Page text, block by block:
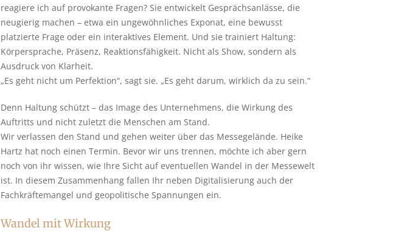
reagiere ich auf provokante Fragen? Sie entwickelt Gesprächsanlässe, die
neugierig machen – etwa ein ungewöhnliches Exponat, eine bewusst
platzierte Frage oder ein interaktives Element. Und sie trainiert Haltung:
Körpersprache, Präsenz, Reaktionsfähigkeit. Nicht als Show, sondern als
Ausdruck von Klarheit.
„Es geht nicht um Perfektion“, sagt sie. „Es geht darum, wirklich da zu sein.“
Denn Haltung schützt – das Image des Unternehmens, die Wirkung des
Auftritts und nicht zuletzt die Menschen am Stand.
Wir verlassen den Stand und gehen weiter über das Messegelände. Heike
Hartz hat noch einen Termin. Bevor wir uns trennen, möchte ich aber gern
noch von ihr wissen, wie Ihre Sicht auf eventuellen Wandel in der Messewelt
ist. In diesem Zusammenhang fallen Ihr neben Digitalisierung auch der
Fachkräftemangel und geopolitische Spannungen ein.
Wandel mit Wirkung